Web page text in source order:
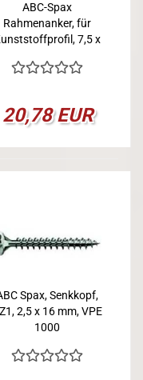
ABC-Spax
Rahmenanker, für
7,5 x
20,78 EUR
Spax, Senkkopf,
2,5 x 16 mm, VPE
1000